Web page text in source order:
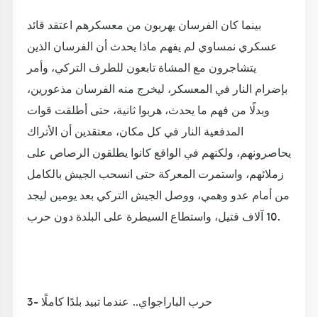
بينما كان الفرسان يهربون من معسكرهم اعتقد قائد
عسكري نمساوي لم يفهم ماذا يحدث أن الفرسان الذين
يتشاجرون مع المشاة تابعون للطرف التركي، وأمر
بإضرام النار في المعسكر، ليخرج منه الفرسان مذعورين،
وبدلًا من فهم ما يحدث، هربوا ثانية، حتى أطلقت قوات
المدفعية النار في كل مكان، معتقدين أن الأتراك
يحاصرونهم، ولكنهم في الواقع كانوا يطلقون الرصاص على
زملائهم، واستمرت المعركة حتى انسحب الجيش بالكامل
من أمام عدو وهمي، ووصل الجيش التركي بعد يومين ليجد
10 آلاف قتيل، واستطاع السيطرة على البلدة دون حرب.
3- حرب الباراجواي.. عندما تبيد بلدًا كاملًا